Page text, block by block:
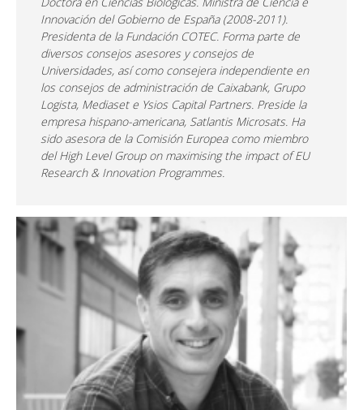
Innovación del Gobierno de España (2008-2011).
Presidenta de la Fundación COTEC. Forma parte de
diversos consejos asesores y consejos de
Universidades, así como consejera independiente en
los consejos de administración de Caixabank, Grupo
Logista, Mediaset e Ysios Capital Partners. Preside la
empresa hispano-americana, Satlantis Microsats. Ha
sido asesora de la Comisión Europea como miembro
del High Level Group on maximising the impact of EU
Research & Innovation Programmes.